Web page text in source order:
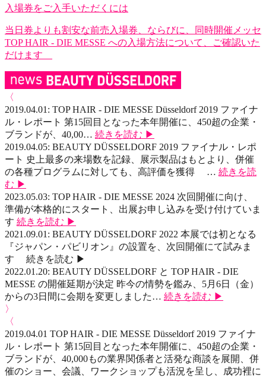
入場券をご入手いただくには
当日券よりも割安な前売入場券、ならびに、同時開催メッセ
TOP HAIR - DIE MESSE への入場方法について、ご確認いた
だけます
〈
2019.04.01: TOP HAIR - DIE MESSE Düsseldorf 2019 ファイナ
ル・レポート 第15回目となった本年開催に、450超の企業・
ブランドが、40,00… 続きを読む ▶
2019.04.05: BEAUTY DÜSSELDORF 2019 ファイナル・レポ
ート 史上最多の来場数を記録、展示製品はもとより、併催
の各種プログラムに対しても、高評価を獲得
… 続きを読
む ▶
2023.05.03: TOP HAIR - DIE MESSE 2024 次回開催に向け、
準備が本格的にスタート、出展お申し込みを受け付けていま
す 続きを読む ▶
2021.09.01: BEAUTY DÜSSELDORF 2022 本展では初となる
『ジャパン・パビリオン』の設置を、次回開催にて試みま
す
続きを読む ▶
2022.01.20: BEAUTY DÜSSELDORF と TOP HAIR - DIE
MESSE の開催延期が決定 昨今の情勢を鑑み、5月6日（金）
からの3日間に会期を変更しました… 続きを読む ▶
〉
〈
2019.04.01 TOP HAIR - DIE MESSE Düsseldorf 2019 ファイナ
ル・レポート 第15回目となった本年開催に、450超の企業・
ブランドが、40,000もの業界関係者と活発な商談を展開、併
催のショー、会議、ワークショップも活況を呈し、成功裡に